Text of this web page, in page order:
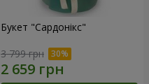
Букет "Сардонікс"
3 799 грн